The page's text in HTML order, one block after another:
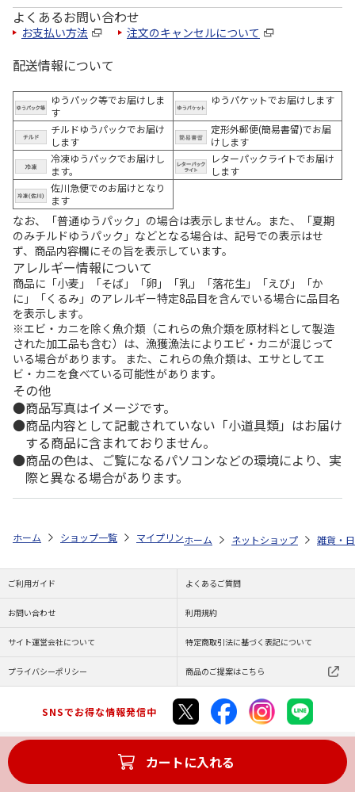
よくあるお問い合わせ
お支払い方法 注文のキャンセルについて
配送情報について
ゆうパック等でお届けしま
す
ゆうパケットでお届けします
チルドゆうパックでお届け
します
定形外郵便(簡易書留)でお届
けします
冷凍ゆうパックでお届けし
ます。
レターパックライトでお届け
します
佐川急便でのお届けとなり
ます
なお、「普通ゆうパック」の場合は表示しません。また、「夏期
のみチルドゆうパック」などとなる場合は、記号での表示はせ
ず、商品内容欄にその旨を表示しています。
アレルギー情報について
商品に「小麦」「そば」「卵」「乳」「落花生」「えび」「か
に」「くるみ」のアレルギー特定8品目を含んでいる場合に品目名
を表示します。
※エビ・カニを除く魚介類（これらの魚介類を原材料として製造
された加工品も含む）は、漁獲漁法によりエビ・カニが混じって
いる場合があります。 また、これらの魚介類は、エサとしてエ
ビ・カニを食べている可能性があります。
その他
商品写真はイメージです。
商品内容として記載されていない「小道具類」はお届け
する商品に含まれておりません。
商品の色は、ご覧になるパソコンなどの環境により、実
際と異なる場合があります。
カートに入れる
ホーム ショップ一覧 マイプリント シルエットプレート【ポメラ
ホーム ネットショップ 雑貨・
ご利用ガイド よくあるご質問
お問い合わせ 利用規約
サイト運営会社について 特定商取引法に基づく表記について
プライバシーポリシー 商品のご提案はこちら
SNSでお得な情報発信中